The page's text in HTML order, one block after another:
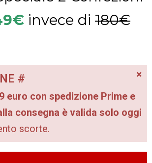
invece di 180€
#
euro con spedizione Prime e
consegna è valida solo oggi
scorte.
×